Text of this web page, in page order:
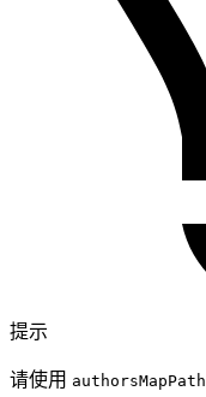
提示
请使用 authorsMapPath